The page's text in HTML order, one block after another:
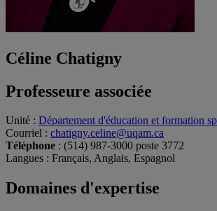
Céline Chatigny
Professeure associée
Unité : Département d'éducation et formation
Courriel : chatigny.celine@uqam.ca
Téléphone : (514) 987-3000 poste 3772
Langues : Français, Anglais, Espagnol
Domaines d'expertise